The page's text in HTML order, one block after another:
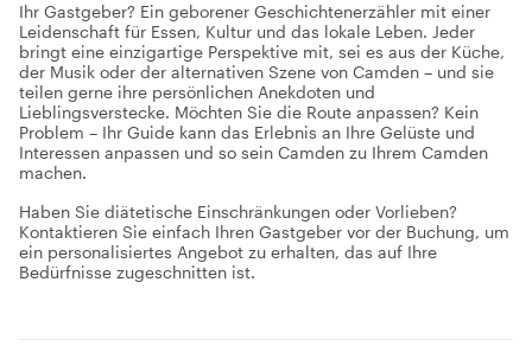
Ihr Gastgeber? Ein geborener Geschichtenerzähler mit einer
Leidenschaft für Essen, Kultur und das lokale Leben. Jeder
bringt eine einzigartige Perspektive mit, sei es aus der Küche,
der Musik oder der alternativen Szene von Camden – und sie
teilen gerne ihre persönlichen Anekdoten und
Lieblingsverstecke. Möchten Sie die Route anpassen? Kein
Problem – Ihr Guide kann das Erlebnis an Ihre Gelüste und
Interessen anpassen und so sein Camden zu Ihrem Camden
machen.
Haben Sie diätetische Einschränkungen oder Vorlieben?
Kontaktieren Sie einfach Ihren Gastgeber vor der Buchung, um
ein personalisiertes Angebot zu erhalten, das auf Ihre
Bedürfnisse zugeschnitten ist.